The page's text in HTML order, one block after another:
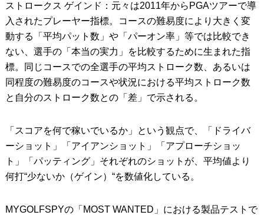
ストロークス ゲインド：元々は2011年からPGAツアーで導
入されたプレーヤー指標。コースの難易度により大きく変
動する「平均パット数」や「パーオン率」等では比較でき
ない、選手の「本当の実力」を比較するために生まれた指
標。同じコースでの全選手の平均ストローク数、あるいは
同程度の難易度のコースや状況における平均ストローク数
と自分のストローク数との「差」で示される。
「スコアを何で稼いでいるか」という観点で、「ドライバ
ーショット」「アイアンショット」「アプローチショッ
ト」「パッティング」それぞれのショットが、平均値より
何打“少ないか（ゲイン）“を数値化している。
MYGOLFSPYの「MOST WANTED」における製品テストで